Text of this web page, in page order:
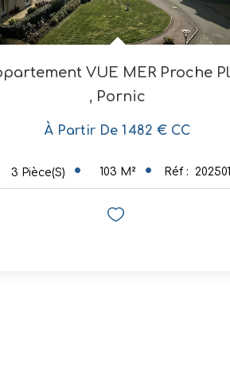
, Pornic
À Partir De 1 482 € CC
3 Pièce(s) 103 M² Réf : 202501